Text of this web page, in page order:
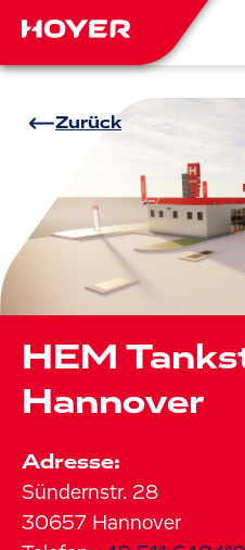
Zurück
HEM
Hannover
Adresse:
Sündernstr. 28
30657 Hannover